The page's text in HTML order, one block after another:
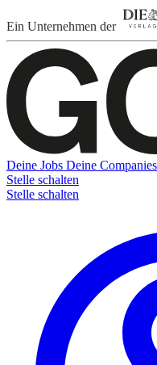
Ein Unternehmen der
Deine Jobs Deine Companies
Stelle schalten
Stelle schalten